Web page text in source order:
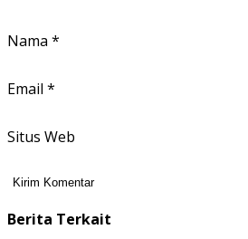
Nama *
Email *
Situs Web
Berita Terkait